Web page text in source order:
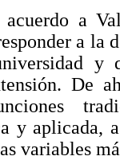
a
a la
y
De
y aplicada,
variables